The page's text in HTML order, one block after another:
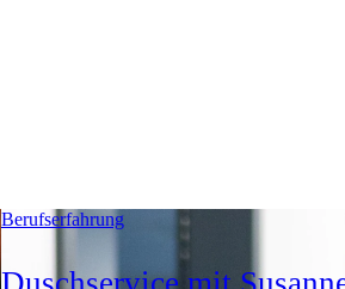
Berufserfahrung